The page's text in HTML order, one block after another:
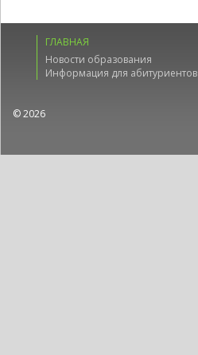
ГЛАВНАЯ
Новости образования
Информация для абитуриентов
© 2026